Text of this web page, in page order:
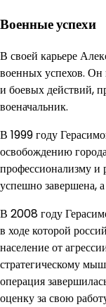
Военные успехи
В своей карьере
военных успехов. Он
и боевых действий,
военачальник.
В 1999 году
освобождению
профессионализму и
успешно завершена,
В 2008 году
в ходе которой
население от
стратегическому
операция
оценку за свою